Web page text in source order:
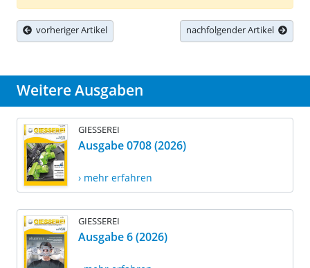
vorheriger Artikel nachfolgender Artikel
Weitere Ausgaben
GIESSEREI
Ausgabe 0708 (2026)
› mehr erfahren
GIESSEREI
Ausgabe 6 (2026)